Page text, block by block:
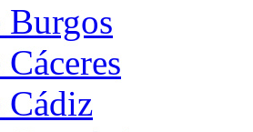
Burgos
Cádiz